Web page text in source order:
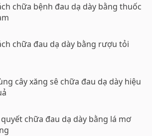
chữa bệnh đau dạ dày bằng thuốc
chữa đau dạ dày bằng rượu tỏi
cây xăng sê chữa đau dạ dày hiệu
quyết chữa đau dạ dày bằng lá mơ